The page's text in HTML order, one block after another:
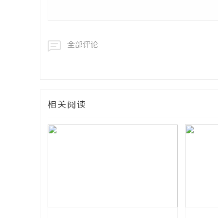
全部评论
相关阅读